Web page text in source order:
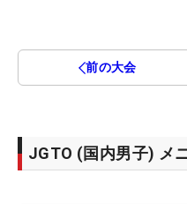
前の大会
JGTO (国内男子) メ